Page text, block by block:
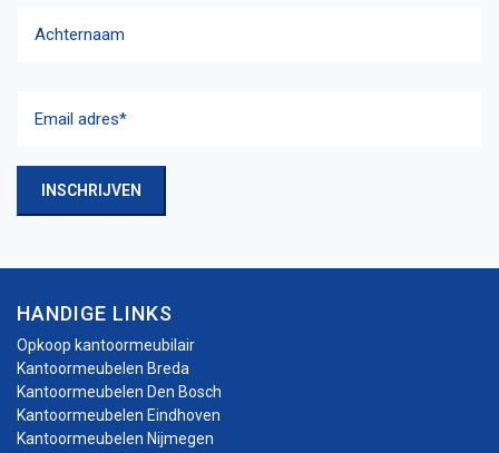
adres(Vereist)
INSCHRIJVEN
HANDIGE LINKS
Opkoop kantoormeubilair
Kantoormeubelen Breda
Kantoormeubelen Den Bosch
Kantoormeubelen Eindhoven
Kantoormeubelen Nijmegen